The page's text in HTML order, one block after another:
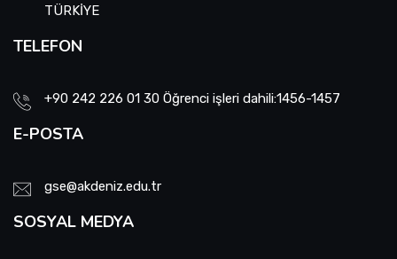
TÜRKİYE
TELEFON
+90 242 226 01 30 Öğrenci işleri dahili:1456-1457
E-POSTA
gse@akdeniz.edu.tr
SOSYAL MEDYA